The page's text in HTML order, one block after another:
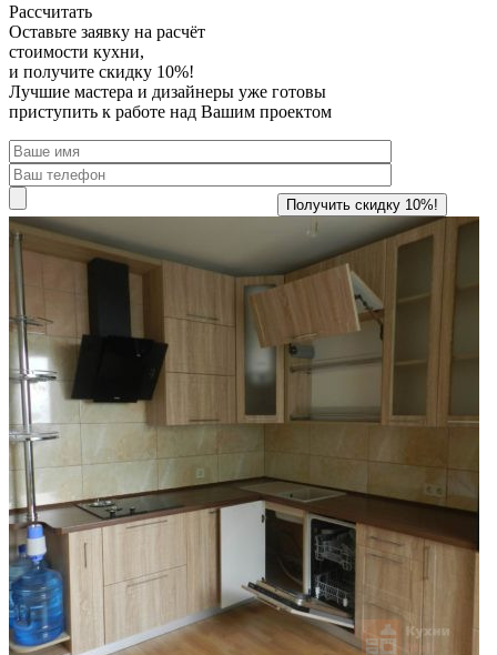
Рассчитать
Оставьте заявку на расчёт
стоимости кухни,
и получите скидку 10%!
Лучшие мастера и дизайнеры уже готовы
приступить к работе над Вашим проектом